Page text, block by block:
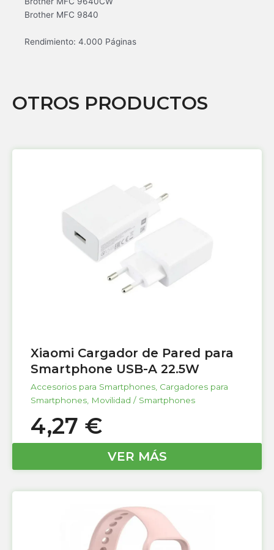
Brother MFC 9840
Rendimiento: 4.000 Páginas
OTROS PRODUCTOS
Xiaomi Cargador de Pared para
Smartphone USB-A 22.5W
Accesorios para Smartphones Cargadores para
Smartphones Movilidad / Smartphones
4,27 €
VER MÁS